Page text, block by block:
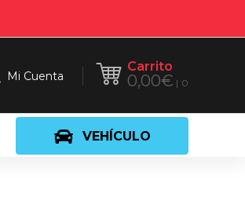
Carrito
0,00€ 0
Mi Cuenta
VEHÍCULO